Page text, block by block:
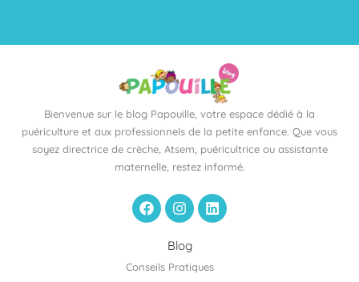
Bienvenue sur le blog Papouille, votre espace dédié à la
puériculture et aux professionnels de la petite enfance. Que vous
soyez directrice de crèche, Atsem, puéricultrice ou assistante
maternelle, restez informé.
F
a
c
o
I
n
s
t
a
g
L
i
n
d
Blog
Conseils Pratiques